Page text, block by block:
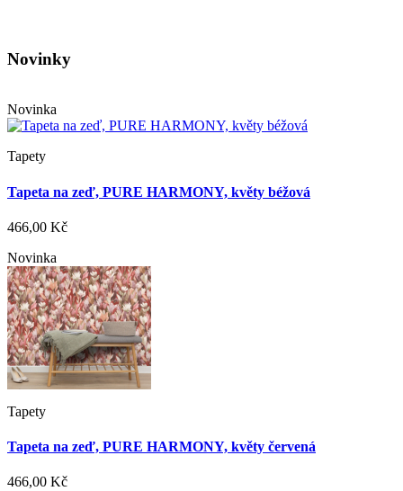
Novinky
Novinka
Tapety
Tapeta na zeď, PURE HARMONY, květy béžová
466,00 Kč
Novinka
Tapety
Tapeta na zeď, PURE HARMONY, květy červená
466,00 Kč